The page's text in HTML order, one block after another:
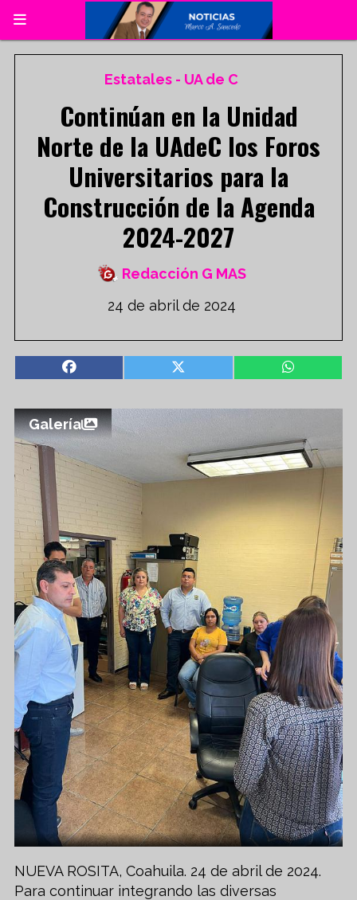
Continúan en la Unidad
Norte de la UAdeC los Foros
Universitarios para la
Construcción de la Agenda
2024-2027
Estatales - UA de C
24 de abril de 2024
Redacción G MAS
Galería
NUEVA ROSITA, Coahuila. 24 de abril de 2024.
Para continuar integrando las diversas